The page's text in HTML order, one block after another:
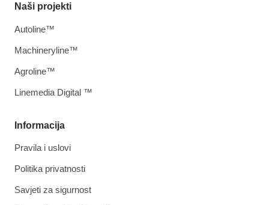
Informacija
Pravila i uslovi
Politika privatnosti
Savjeti za sigurnost
Naši projekti
Autoline™
Machineryline™
Agroline™
Linemedia Digital ™